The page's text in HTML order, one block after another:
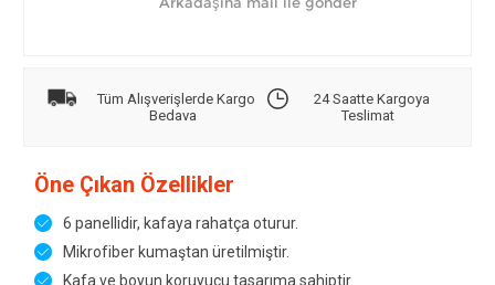
Tüm Alışverişlerde Kargo
Bedava
24 Saatte Kargoya
Teslimat
Öne Çıkan Özellikler
6 panellidir, kafaya rahatça oturur.
Mikrofiber kumaştan üretilmiştir.
Kafa ve boyun koruyucu tasarıma sahiptir.